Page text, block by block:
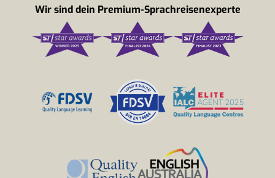
Wir sind dein Premium-Sprachreisenexperte